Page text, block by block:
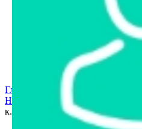
Арестованное имущество
Реестр несостоявшихся
Реестр переоценок
Государственное имущество
Главная страница
Недвижимость
› Коммерческая
к.п. Нарочь (Мядельский